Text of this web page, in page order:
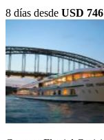
8 días desde USD 746